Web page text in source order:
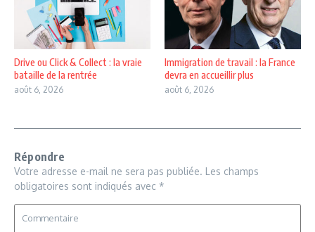
Drive ou Click & Collect : la vraie
bataille de la rentrée
août 6, 2026
Immigration de travail : la France
devra en accueillir plus
août 6, 2026
Répondre
Votre adresse e-mail ne sera pas publiée. Les champs
obligatoires sont indiqués avec *